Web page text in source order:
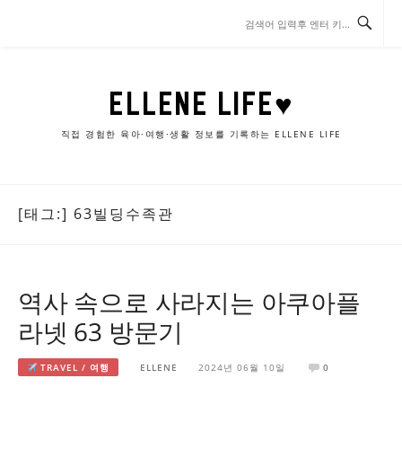
ELLENE LIFE♥
직접 경험한 육아·여행·생활 정보를 기록하는 ELLENE LIFE
[태그:] 63빌딩수족관
역사 속으로 사라지는 아쿠아플
라넷 63 방문기
TRAVEL / 여행 ELLENE 2024년 06월 10일 0